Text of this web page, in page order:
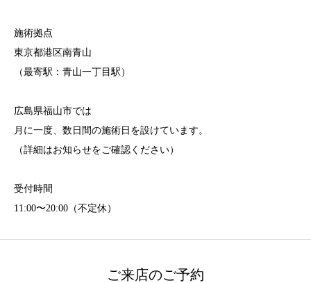
施術拠点
東京都港区南青山
（最寄駅：青山一丁目駅）
広島県福山市では
月に一度、数日間の施術日を設けています。
（詳細はお知らせをご確認ください）
受付時間
11:00〜20:00（不定休）
ご来店のご予約